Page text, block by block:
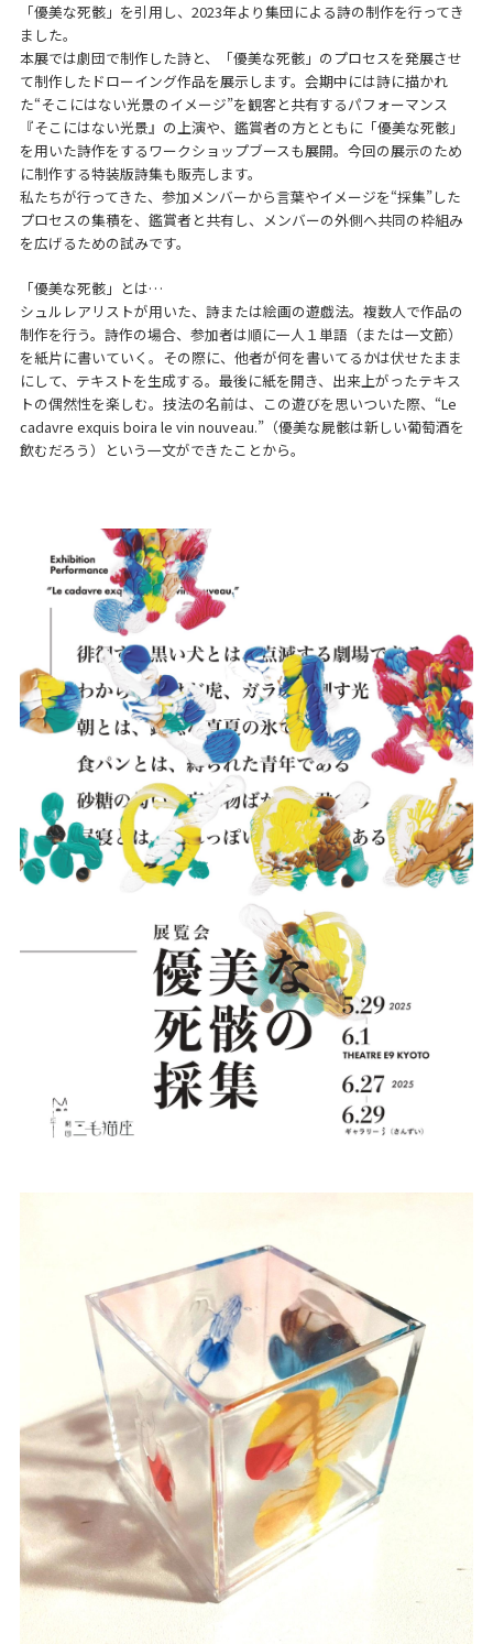
「優美な死骸」を引用し、2023年より集団による詩の制作を行ってき
ました。
本展では劇団で制作した詩と、「優美な死骸」のプロセスを発展させ
て制作したドローイング作品を展示します。会期中には詩に描かれ
た“そこにはない光景のイメージ”を観客と共有するパフォーマンス
『そこにはない光景』の上演や、鑑賞者の方とともに「優美な死骸」
を用いた詩作をするワークショップブースも展開。今回の展示のため
に制作する特装版詩集も販売します。
私たちが行ってきた、参加メンバーから言葉やイメージを“採集”した
プロセスの集積を、鑑賞者と共有し、メンバーの外側へ共同の枠組み
を広げるための試みです。
「優美な死骸」とは…
シュルレアリストが用いた、詩または絵画の遊戯法。複数人で作品の
制作を行う。詩作の場合、参加者は順に一人１単語（または一文節）
を紙片に書いていく。その際に、他者が何を書いてるかは伏せたまま
にして、テキストを生成する。最後に紙を開き、出来上がったテキス
トの偶然性を楽しむ。技法の名前は、この遊びを思いついた際、“Le
cadavre exquis boira le vin nouveau.”（優美な屍骸は新しい葡萄酒を
飲むだろう）という一文ができたことから。